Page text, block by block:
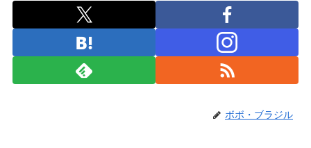
ボボ・ブラジル